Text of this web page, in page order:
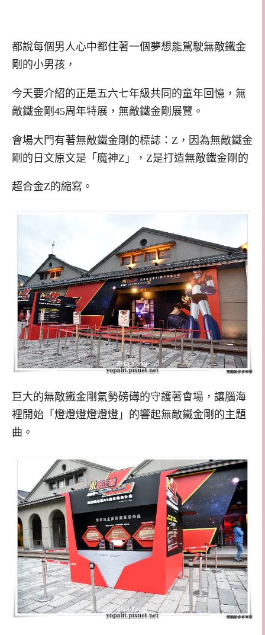
都說每個男人心中都住著一個夢想能駕駛無敵鐵金
剛的小男孩，
今天要介紹的正是五六七年級共同的童年回憶， 無
敵鐵金剛 45周年特展，無敵鐵金剛展覽。
會場大門有著無敵鐵金剛的標誌：Z，因為無敵鐵金
剛的日文原文是「魔神Z」，Z是打造無敵鐵金剛的
超合金Z的縮寫。
巨大的無敵鐵金剛氣勢磅礡的守護著會場，讓腦海
裡開始「燈燈燈燈燈燈」的響起無敵鐵金剛的主題
曲。